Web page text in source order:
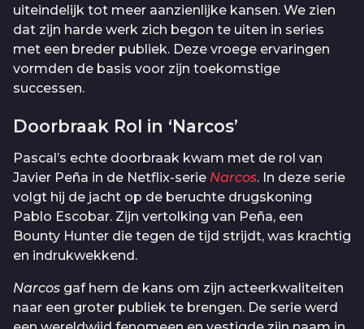
uiteindelijk tot meer aanzienlijke kansen. We zien
dat zijn harde werk zich begon te uiten in series
met een breder publiek. Deze vroege ervaringen
vormden de basis voor zijn toekomstige
successen.
Doorbraak Rol in ‘Narcos’
Pascal’s echte doorbraak kwam met de rol van
Javier Peña in de Netflix-serie Narcos. In deze serie
volgt hij de jacht op de beruchte drugskoning
Pablo Escobar. Zijn vertolking van Peña, een
Bounty Hunter die tegen de tijd strijdt, was krachtig
en indrukwekkend.
Narcos gaf hem de kans om zijn acteerkwaliteiten
naar een groter publiek te brengen. De serie werd